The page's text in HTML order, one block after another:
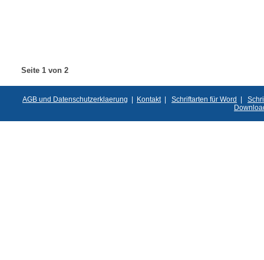
Seite 1 von 2
AGB und Datenschutzerklaerung | Kontakt| Schriftarten für Word |